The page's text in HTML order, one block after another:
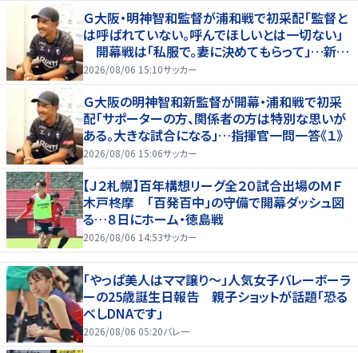
Ｇ大阪・明神智和監督が浦和戦で初采配「監督と
は呼ばれていない。呼んでほしいとは一切ない」
開幕戦は「私服で。妻に決めてもらって」…新指
揮官の一問一答《２》
2026/08/06 15:10サッカー
Ｇ大阪の明神智和新監督が開幕・浦和戦で初采
配「サポーターの方、関係者の方は特別な思いが
ある。大きな試合になる」…指揮官一問一答《１》
2026/08/06 15:06サッカー
【Ｊ２札幌】百年構想リーグ全２０試合出場のＭＦ
木戸柊摩 「百発百中」の守備で開幕ダッシュ図
る…８日にホーム・徳島戦
2026/08/06 14:53サッカー
「やっぱ美人はママ譲り～」人気女子バレーボーラ
ーの25歳誕生日報告 親子ショットが話題「恐る
べしDNAです」
2026/08/06 05:20バレー